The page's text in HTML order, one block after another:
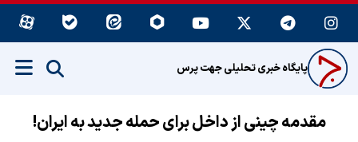
پایگاه خبری تحلیلی جهت پرس
مقدمه چینی از داخل برای حمله جدید به ایران!